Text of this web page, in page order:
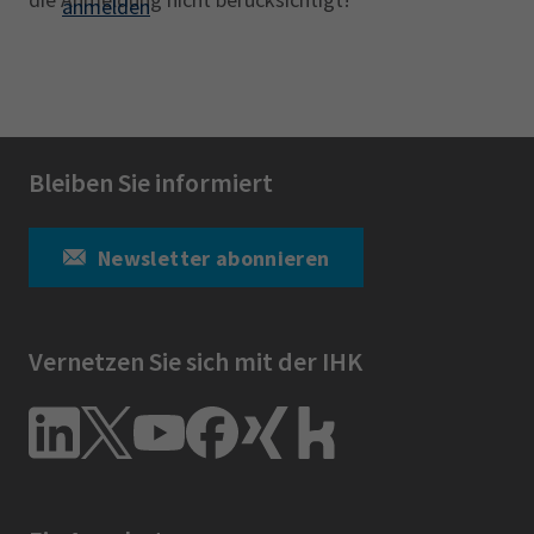
anmelden
Bleiben Sie informiert
Newsletter abonnieren
Vernetzen Sie sich mit der IHK